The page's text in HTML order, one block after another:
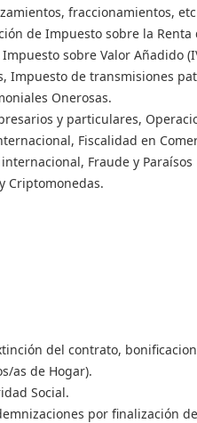
fraccionamientos,
de Impuesto sobre la Renta
sobre Valor Añadido
Impuesto de transmisiones
Onerosas.
y particulares,
Fiscalidad en
Fraude y Paraísos
Criptomonedas.
del contrato,
as de Hogar).
Social.
por finalización